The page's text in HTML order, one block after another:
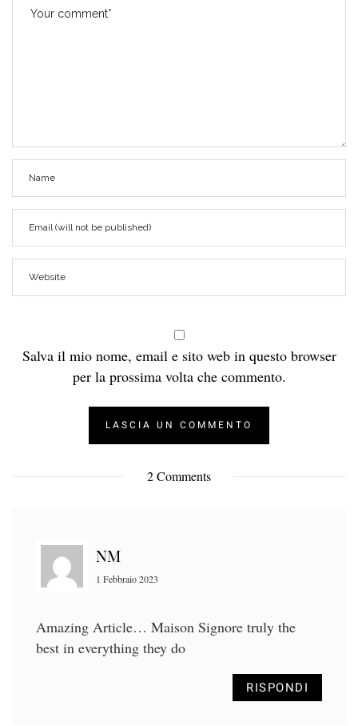
Salva il mio nome, email e sito web in questo browser
per la prossima volta che commento.
2 Comments
NM
1 Febbraio 2023
Amazing Article… Maison Signore truly the
best in everything they do
RISPONDI